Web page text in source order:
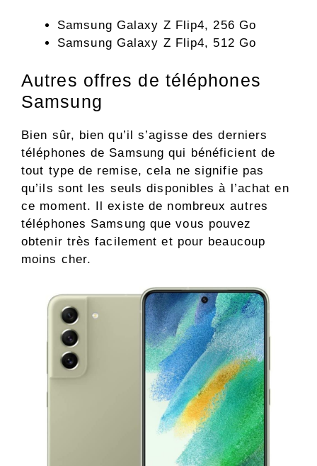
Samsung Galaxy Z Flip4, 256 Go
Samsung Galaxy Z Flip4, 512 Go
Autres offres de téléphones
Samsung
Bien sûr, bien qu’il s’agisse des derniers
téléphones de Samsung qui bénéficient de
tout type de remise, cela ne signifie pas
qu’ils sont les seuls disponibles à l’achat en
ce moment. Il existe de nombreux autres
téléphones Samsung que vous pouvez
obtenir très facilement et pour beaucoup
moins cher.